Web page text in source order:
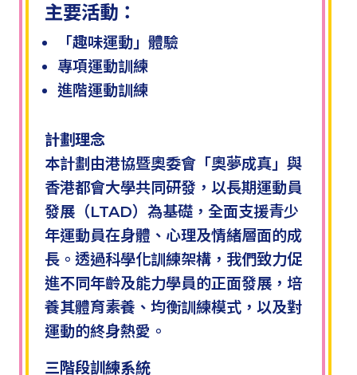
主要活動：
「趣味運動」體驗
專項運動訓練
進階運動訓練
計劃理念
本計劃由港協暨奧委會「奧夢成真」與
香港都會大學共同研發，以長期運動員
發展（LTAD）為基礎，全面支援青少
年運動員在身體、心理及情緒層面的成
長。透過科學化訓練架構，我們致力促
進不同年齡及能力學員的正面發展，培
養其體育素養、均衡訓練模式，以及對
運動的終身熱愛。
三階段訓練系統